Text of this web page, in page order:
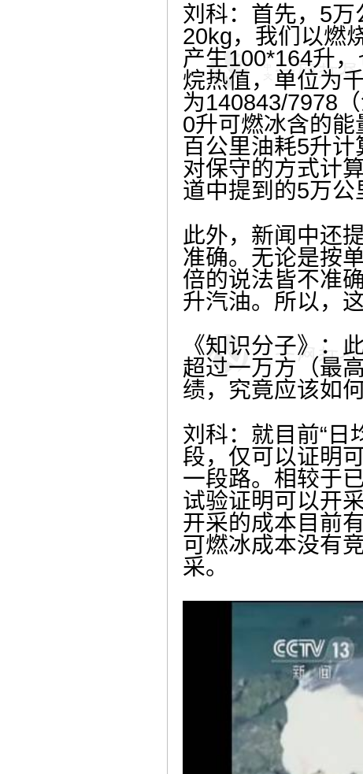
刘科：首先，5
20kg，我们以燃
产生100*164升
烷热值，单位为
为140843/7978
0升可燃冰含的
百公里油耗5升
对保守的方式计
道中提到的5万公
此外，新闻中还
准确。无论是按
倍的说法皆不准
升汽油。所以，
《知识分子》：
超过一万方（最
绩，究竟应该如何
刘科：就目前“日
段，仅可以证明
一段路。相较于
试验证明可以开
开采的成本目前
可燃冰成本没有
采。